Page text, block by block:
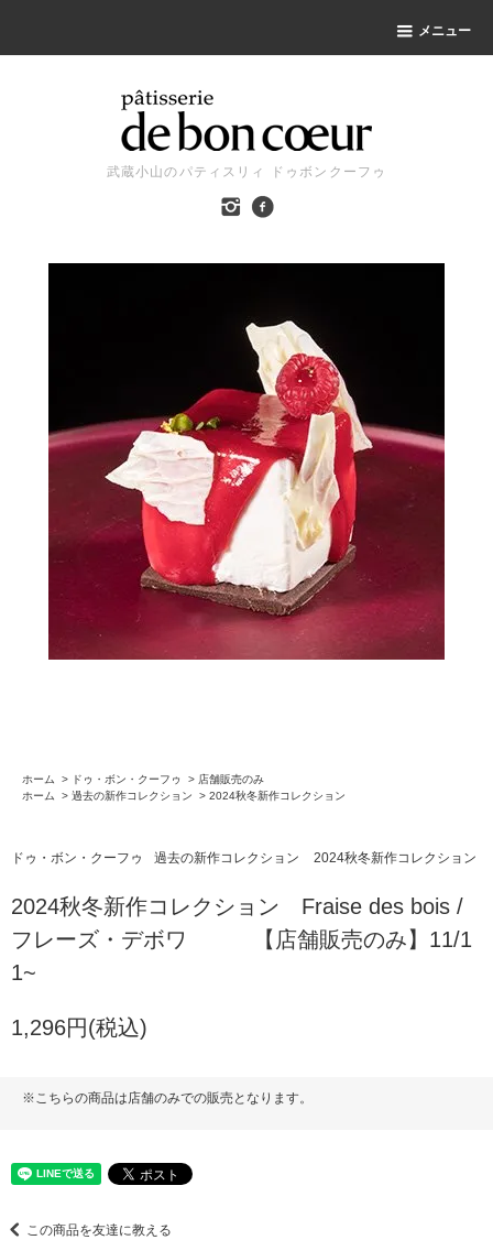
メニュー
武蔵小山のパティスリィ ドゥボンクーフゥ
ホーム > ドゥ・ボン・クーフゥ > 店舗販売のみ
ホーム
> 過去の新作コレクション > 2024秋冬新作コレクション
ドゥ・ボン・クーフゥ 過去の新作コレクション 2024秋冬新作コレクション
2024秋冬新作コレクション Fraise des bois /
フレーズ・デボワ 【店舗販売のみ】11/1
1~
1,296円(税込)
※こちらの商品は店舗のみでの販売となります。
この商品を友達に教える